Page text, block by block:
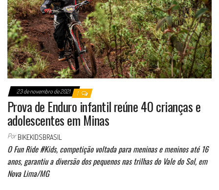
23 de novembro de 2021 1
Prova de Enduro infantil reúne 40 crianças e
adolescentes em Minas
Por BIKEKIDSBRASIL
O Fun Ride #Kids, competição voltada para meninas e meninos até 16
anos, garantiu a diversão dos pequenos nas trilhas do Vale do Sol, em
Nova Lima/MG